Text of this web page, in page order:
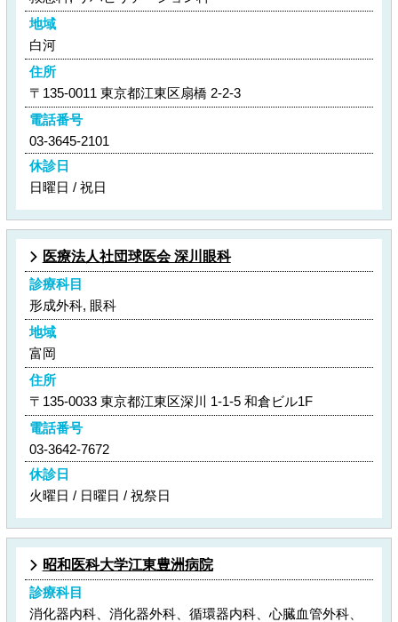
地域
白河
住所
〒135-0011 東京都江東区扇橋 2-2-3
電話番号
03-3645-2101
休診日
日曜日 / 祝日
医療法人社団球医会 深川眼科
診療科目
形成外科, 眼科
地域
富岡
住所
〒135-0033 東京都江東区深川 1-1-5 和倉ビル1F
電話番号
03-3642-7672
休診日
火曜日 / 日曜日 / 祝祭日
昭和医科大学江東豊洲病院
診療科目
消化器内科、消化器外科、循環器内科、心臓血管外科、